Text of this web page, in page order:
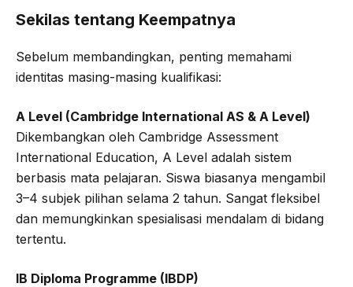
Sekilas tentang Keempatnya
Sebelum membandingkan, penting memahami
identitas masing-masing kualifikasi:
A Level (Cambridge International AS & A Level)
Dikembangkan oleh Cambridge Assessment
International Education, A Level adalah sistem
berbasis mata pelajaran. Siswa biasanya mengambil
3–4 subjek pilihan selama 2 tahun. Sangat fleksibel
dan memungkinkan spesialisasi mendalam di bidang
tertentu.
IB Diploma Programme (IBDP)